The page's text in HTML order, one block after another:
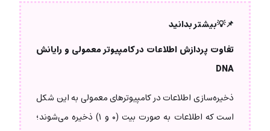
📌💡بیشتر بدانید
تفاوت پردازش اطلاعات در کامپیوتر معمولی و رایانش
DNA
ذخیره‌سازی اطلاعات در کامپیوترهای معمولی به این شکل
است که اطلاعات به صورت بیت (۰ و ۱) ذخیره می‌شوند؛